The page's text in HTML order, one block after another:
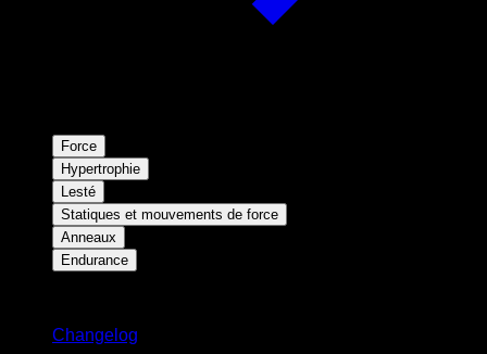
Force
Hypertrophie
Lesté
Statiques et mouvements de force
Anneaux
Endurance
Changelog